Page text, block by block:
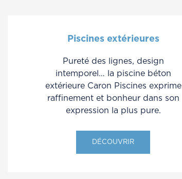
Piscines extérieures
Pureté des lignes, design
intemporel… la piscine béton
extérieure Caron Piscines exprime
raffinement et bonheur dans son
expression la plus pure.
DÉCOUVRIR